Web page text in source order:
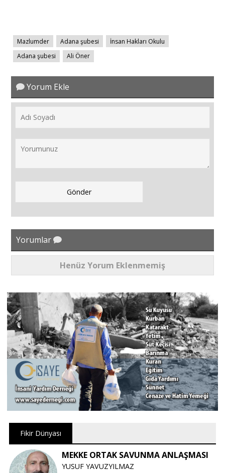
Mazlumder Adana şubesi
İnsan Hakları Okulu
Adana şubesi
Ali Öner
Yorum Ekle
Yorumlar
Henüz Yorum Eklenmemiş
Fikir Dünyası
MEKKE ORTAK SAVUNMA ANLAŞMASI
YUSUF YAVUZYILMAZ